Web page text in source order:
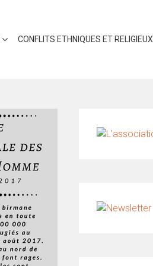
CONFLITS ETHNIQUES ET RELIGIEUX